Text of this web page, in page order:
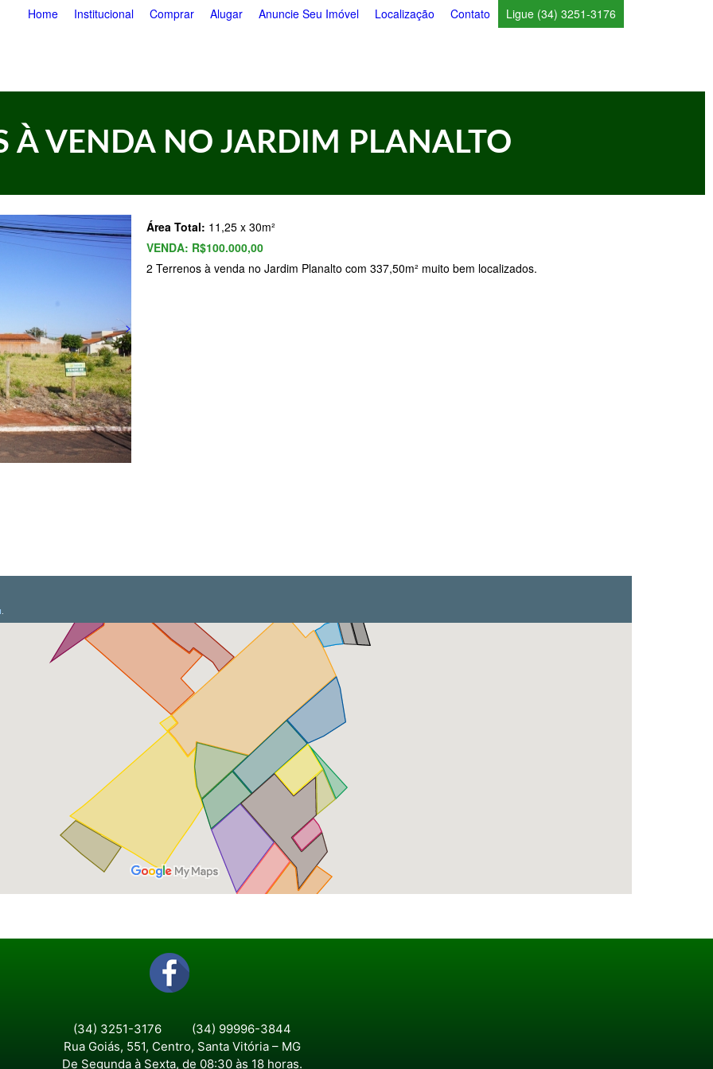
Pular
Home Institucional Comprar Alugar Anuncie Seu Imóvel Localização Contato Ligue (34) 3251-3176
À VENDA NO JARDIM PLANALTO
>
Área Total: 11,25 x 30m²
VENDA: R$100.000,00
2 Terrenos à venda no Jardim Planalto com 337,50m² muito bem localizados.
(34) 3251-3176
(34) 99996-3844
Rua Goiás, 551, Centro, Santa Vitória – MG
De Segunda à Sexta, de 08:30 às 18 horas.